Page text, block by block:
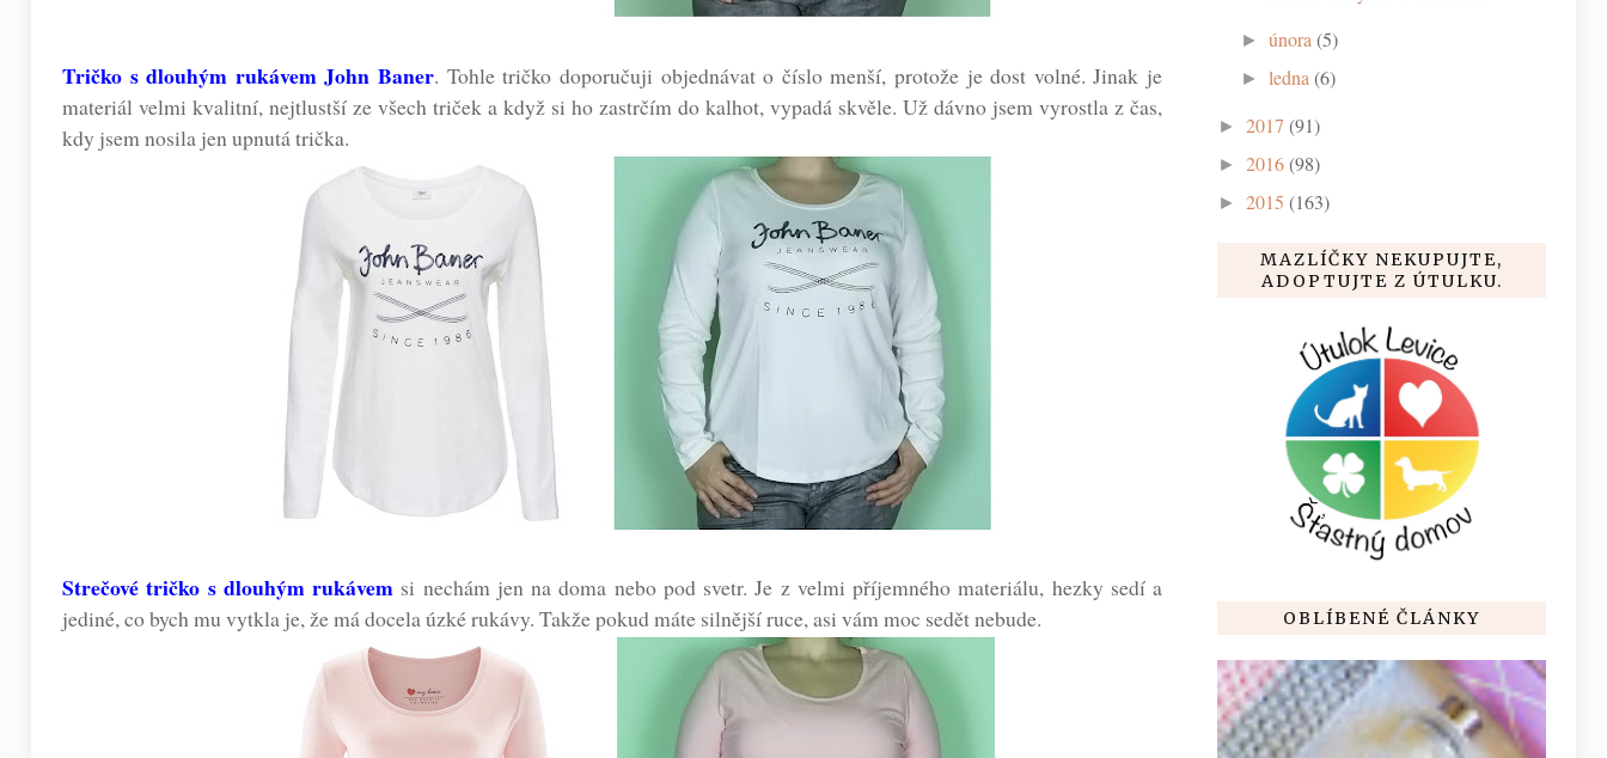
Tričko s dlouhým rukávem John Baner. Tohle tričko doporučuji objednávat o číslo menší, protože je dost volné. Jinak je
materiál velmi kvalitní, nejtlustší ze všech triček a když si ho zastrčím do kalhot, vypadá skvěle. Už dávno jsem vyrostla z čas,
kdy jsem nosila jen upnutá trička.
Strečové tričko s dlouhým rukávem si nechám jen na doma nebo pod svetr. Je z velmi příjemného materiálu, hezky sedí a
jediné, co bych mu vytkla je, že má docela úzké rukávy. Takže pokud máte silnější ruce, asi vám moc sedět nebude.
►února (5)
►ledna (6)
► 2017 (91)
► 2016(98)
► 2015 (163)
MAZLÍČKY NEKUPUJTE,
ADOPTUJTE Z ÚTULKU.
OBLÍBENÉ ČLÁNKY